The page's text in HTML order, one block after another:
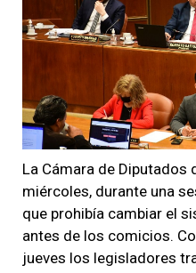
La Cámara de Diputados
miércoles, durante una
que prohibía cambiar el
antes de los comicios.
jueves los legisladores